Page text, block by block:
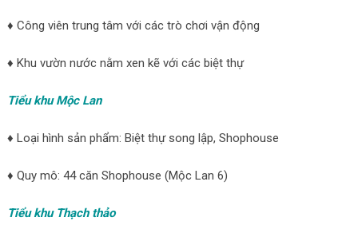
♦ Công viên trung tâm với các trò chơi vận động
♦ Khu vườn nước nằm xen kẽ với các biệt thự
Tiểu khu Mộc Lan
♦ Loại hình sản phẩm: Biệt thự song lập, Shophouse
♦ Quy mô: 44 căn Shophouse (Mộc Lan 6)
Tiểu khu Thạch thảo